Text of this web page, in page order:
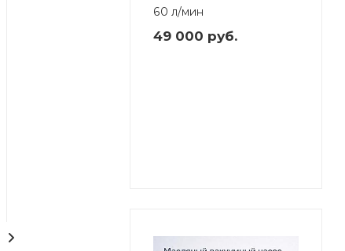
60 л/мин
49 000 руб.